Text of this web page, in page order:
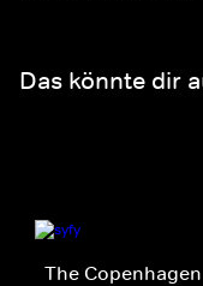
Das könnte dir
The Copenhagen